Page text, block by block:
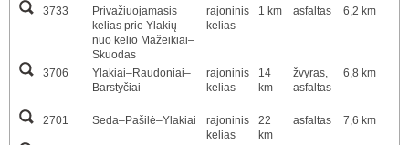
3733
Privažiuojamasis
kelias prie Ylakių
nuo kelio Mažeikiai–
Skuodas
rajoninis
kelias
1 km asfaltas 6,2 km
3706
Ylakiai–Raudoniai–
Barstyčiai
rajoninis
kelias
14
km
žvyras,
asfaltas
6,8 km
2701 Seda–Pašilė–Ylakiai
rajoninis
kelias
22
km
asfaltas 7,6 km